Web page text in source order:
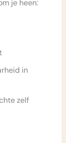
je heen:
in
zelf